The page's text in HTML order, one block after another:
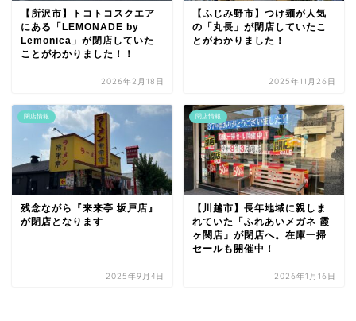
【所沢市】トコトコスクエア
にある「LEMONADE by
Lemonica」が閉店していた
ことがわかりました！！
2026年2月18日
【ふじみ野市】つけ麺が人気
の「丸長」が閉店していたこ
とがわかりました！
2025年11月26日
閉店情報
残念ながら『来来亭 坂戸店』
が閉店となります
2025年9月4日
閉店情報
【川越市】長年地域に親しま
れていた「ふれあいメガネ 霞
ヶ関店」が閉店へ。在庫一掃
セールも開催中！
2026年1月16日